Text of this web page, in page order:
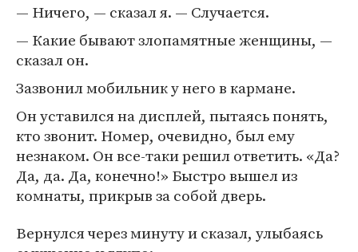
— Ничего, — сказал я. — Случается.
— Какие бывают злопамятные женщины, —
сказал он.
Зазвонил мобильник у него в кармане.
Он уставился на дисплей, пытаясь понять,
кто звонит. Номер, очевидно, был ему
незнаком. Он все-таки решил ответить. «Да?
Да, да. Да, конечно!» Быстро вышел из
комнаты, прикрыв за собой дверь.
Вернулся через минуту и сказал, улыбаясь